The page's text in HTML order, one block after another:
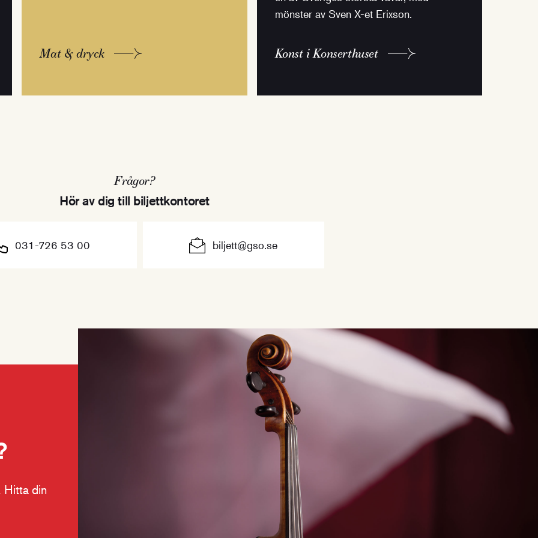
Mat & dryck
mönster av Sven X-et Erixson.
Konst i Konserthuset
Frågor?
Hör av dig till biljettkontoret
031-726 53 00 biljett@gso.se
Hitta din